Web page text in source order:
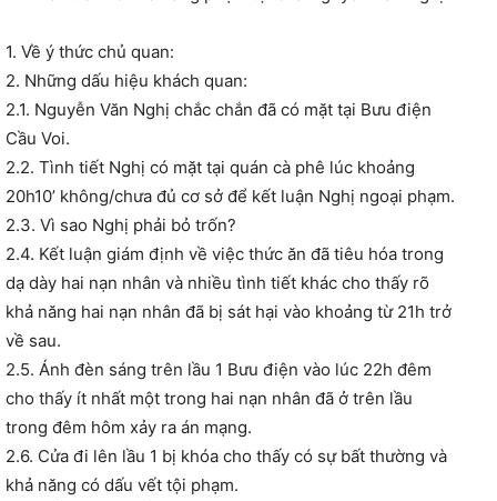
1. Về ý thức chủ quan:
2. Những dấu hiệu khách quan:
2.1. Nguyễn Văn Nghị chắc chắn đã có mặt tại Bưu điện
Cầu Voi.
2.2. Tình tiết Nghị có mặt tại quán cà phê lúc khoảng
20h10’ không/chưa đủ cơ sở để kết luận Nghị ngoại phạm.
2.3. Vì sao Nghị phải bỏ trốn?
2.4. Kết luận giám định về việc thức ăn đã tiêu hóa trong
dạ dày hai nạn nhân và nhiều tình tiết khác cho thấy rõ
khả năng hai nạn nhân đã bị sát hại vào khoảng từ 21h trở
về sau.
2.5. Ánh đèn sáng trên lầu 1 Bưu điện vào lúc 22h đêm
cho thấy ít nhất một trong hai nạn nhân đã ở trên lầu
trong đêm hôm xảy ra án mạng.
2.6. Cửa đi lên lầu 1 bị khóa cho thấy có sự bất thường và
khả năng có dấu vết tội phạm.